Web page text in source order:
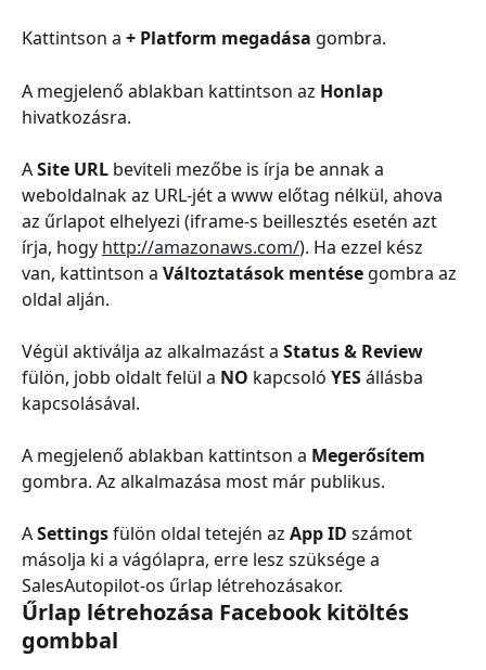
Kattintson a + Platform megadása gombra.
A megjelenő ablakban kattintson az Honlap
hivatkozásra.
A Site URL beviteli mezőbe is írja be annak a
weboldalnak az URL-jét a www előtag nélkül, ahova
az űrlapot elhelyezi (iframe-s beillesztés esetén azt
írja, hogy http://amazonaws.com/). Ha ezzel kész
van, kattintson a Változtatások mentése gombra az
oldal alján.
Végül aktiválja az alkalmazást a Status & Review
fülön, jobb oldalt felül a NO kapcsoló YES állásba
kapcsolásával.
A megjelenő ablakban kattintson a Megerősítem
gombra. Az alkalmazása most már publikus.
A Settings fülön oldal tetején az App ID számot
másolja ki a vágólapra, erre lesz szüksége a
SalesAutopilot-os űrlap létrehozásakor.
Űrlap létrehozása Facebook kitöltés
gombbal